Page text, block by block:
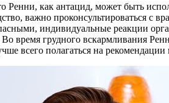
Ренни, как антацид, может быть
важно проконсультироваться с
индивидуальные реакции
Во время грудного вскармливания
всего полагаться на